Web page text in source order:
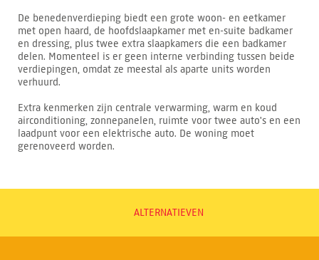
De benedenverdieping biedt een grote woon- en eetkamer
met open haard, de hoofdslaapkamer met en-suite badkamer
en dressing, plus twee extra slaapkamers die een badkamer
delen. Momenteel is er geen interne verbinding tussen beide
verdiepingen, omdat ze meestal als aparte units worden
verhuurd.
Extra kenmerken zijn centrale verwarming, warm en koud
airconditioning, zonnepanelen, ruimte voor twee auto's en een
laadpunt voor een elektrische auto. De woning moet
gerenoveerd worden.
ALTERNATIEVEN